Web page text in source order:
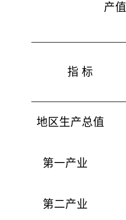
产值
指 标
地区生产总值
第一产业
第二产业